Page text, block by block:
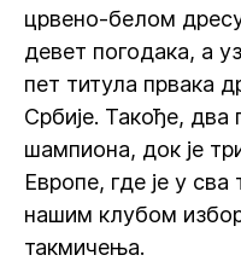
црвено-белом
девет погодака, а
пет титула првака
Србије. Такође, два
шампиона, док је
Европе, где је у
нашим клубом
такмичења.